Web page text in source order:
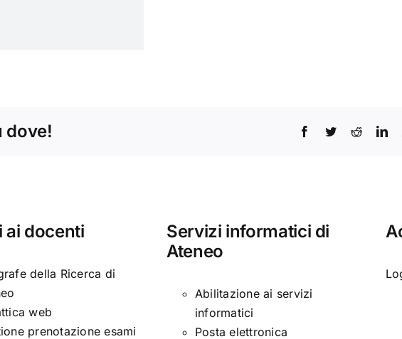
dove! Facebook
TwitterReddit
ai docenti
della Ricerca di
web
prenotazione esami
Servizi informatici di
Ateneo
Abilitazione ai servizi
informatici
Posta elettronica